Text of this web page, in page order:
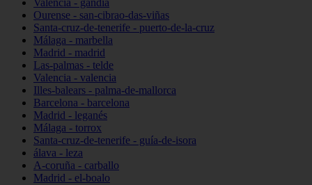
Valencia - gandia
Ourense - san-cibrao-das-viñas
Santa-cruz-de-tenerife - puerto-de-la-cruz
Málaga - marbella
Madrid - madrid
Las-palmas - telde
Valencia - valencia
Illes-balears - palma-de-mallorca
Barcelona - barcelona
Madrid - leganés
Málaga - torrox
Santa-cruz-de-tenerife - guía-de-isora
álava - leza
A-coruña - carballo
Madrid - el-boalo